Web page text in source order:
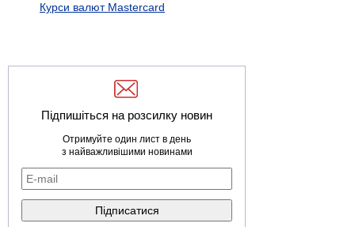
Курси валют Mastercard
Підпишіться на розсилку новин
Отримуйте один лист в день
з найважливішими новинами